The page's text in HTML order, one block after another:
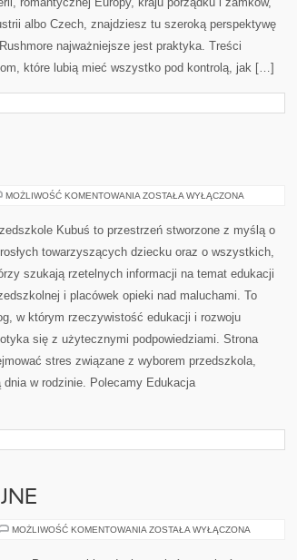
albo Czech, znajdziesz tu szeroką perspektywę
najważniejsze jest praktyka. Treści
które lubią mieć wszystko pod kontrolą, jak […]
MOŻLIWOŚĆ KOMENTOWANIA WYBÓR
ZOSTAŁA WYŁĄCZONA
Kubuś to przestrzeń stworzone z myślą o
towarzyszących dziecku oraz o wszystkich,
szukają rzetelnych informacji na temat edukacji
i placówek opieki nad maluchami. To
w którym rzeczywistość edukacji i rozwoju
się z użytecznymi podpowiedziami. Strona
stres związane z wyborem przedszkola,
w rodzinie. Polecamy Edukacja
MOŻLIWOŚĆ KOMENTOWANIA NOWE
ZOSTAŁA WYŁĄCZONA